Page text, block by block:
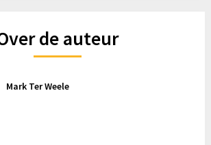
de auteur
Mark Ter Weele